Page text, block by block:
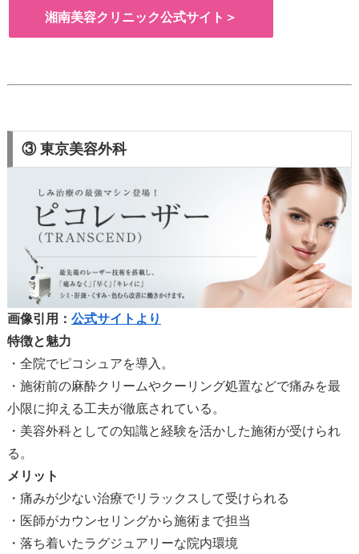
湘南美容クリニック公式サイト＞
③ 東京美容外科
画像引用： 公式サイトより
特徴と魅力
・全院でピコシュアを導入。
・施術前の麻酔クリームやクーリング処置などで痛みを最
小限に抑える工夫が徹底されている。
・美容外科としての知識と経験を活かした施術が受けられ
る。
メリット
・痛みが少ない治療でリラックスして受けられる
・医師がカウンセリングから施術まで担当
・落ち着いたラグジュアリーな院内環境